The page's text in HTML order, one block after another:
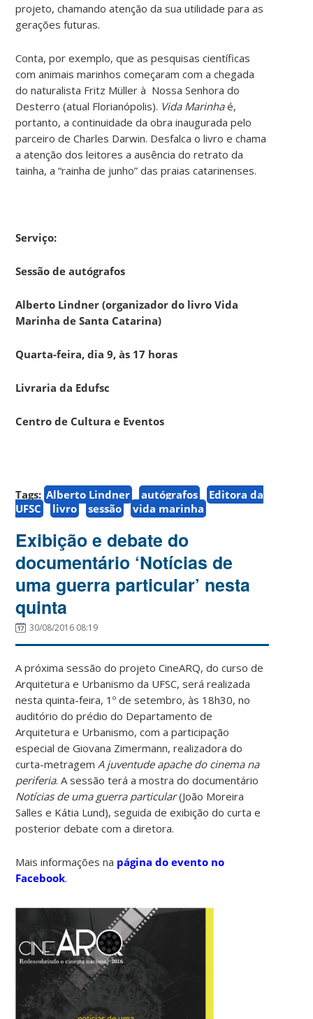
projeto, chamando atenção da sua utilidade para as
gerações futuras.
Conta, por exemplo, que as pesquisas científicas
com animais marinhos começaram com a chegada
do naturalista Fritz Müller à Nossa Senhora do
Desterro (atual Florianópolis). Vida Marinhaé,
portanto, a continuidade da obra inaugurada pelo
parceiro de Charles Darwin. Desfalca o livro e chama
a atenção dos leitores a ausência do retrato da
tainha, a “rainha de junho” das praias catarinenses.
Serviço:
Sessão de autógrafos
Alberto Lindner (organizador do livro Vida
Marinha de Santa Catarina)
Quarta-feira, dia 9, às 17 horas
Livraria da Edufsc
Centro de Cultura e Eventos
Tags: Alberto Lindner autógrafos
Editora da
UFSC
livro sessão vida marinha
Exibição e debate do
documentário ‘Notícias de
uma guerra particular’ nesta
quinta
30/08/2016 08:19
A próxima sessão do projeto CineARQ, do curso de
Arquitetura e Urbanismo da UFSC, será realizada
nesta quinta-feira, 1º de setembro, às 18h30, no
auditório do prédio do Departamento de
Arquitetura e Urbanismo, com a participação
especial de Giovana Zimermann, realizadora do
curta-metragem A juventude apache do cinema na
periferia. A sessão terá a mostra do documentário
Notícias de uma guerra particular(João Moreira
Salles e Kátia Lund), seguida de exibição do curta e
posterior debate com a diretora.
Mais informações na página do evento no
Facebook.